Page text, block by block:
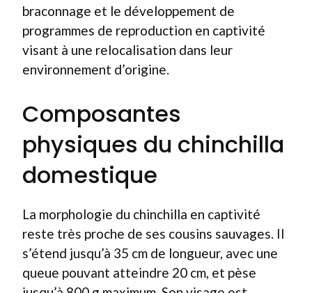
braconnage et le développement de
programmes de reproduction en captivité
visant à une relocalisation dans leur
environnement d’origine.
Composantes
physiques du chinchilla
domestique
La morphologie du chinchilla en captivité
reste très proche de ses cousins sauvages. Il
s’étend jusqu’à 35 cm de longueur, avec une
queue pouvant atteindre 20 cm, et pèse